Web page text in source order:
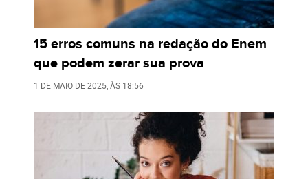
15 erros comuns na redação do Enem
que podem zerar sua prova
1 DE MAIO DE 2025 , ÀS 18:56